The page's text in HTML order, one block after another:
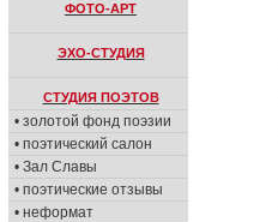
ФОТО-АРТ
ЭХО-СТУДИЯ
СТУДИЯ ПОЭТОВ
• золотой фонд поэзии
• поэтический салон
• Зал Славы
• поэтические отзывы
• неформат